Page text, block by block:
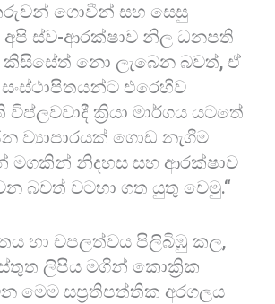
ගොවීන් සහ සෙසු
ස්ව-ආරක්ෂාව නිල ධනපති
නො ලැබෙන බවත්, ඒ
එරෙහිව
ක්‍රියා මාර්ගය යටතේ
ව්‍යාපාරයක් ගොඩ නැගීම
මගකින් නිදහස සහ ආරක්ෂාව
බවත් වටහා ගත යුතු වෙමු.“
හා චපලත්වය පිලිබිඹු කල,
ලිපිය මගින් කොක්‍රික
මෙම සප්‍රතිපත්තික අරගලය